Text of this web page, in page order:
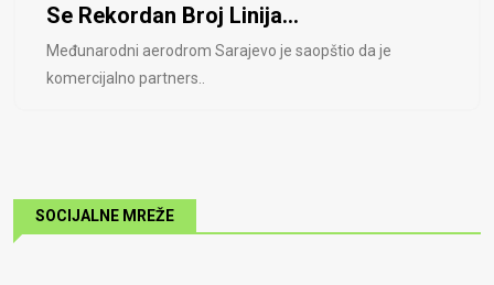
Se Rekordan Broj Linija...
Međunarodni aerodrom Sarajevo je saopštio da je
komercijalno partners..
SOCIJALNE MREŽE